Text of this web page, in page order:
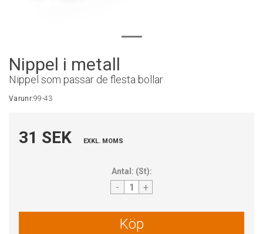
Nippel i metall
Nippel som passar de flesta bollar
Varunr:99-43
31 SEK EXKL. MOMS
Antal: (St):
- +
Köp